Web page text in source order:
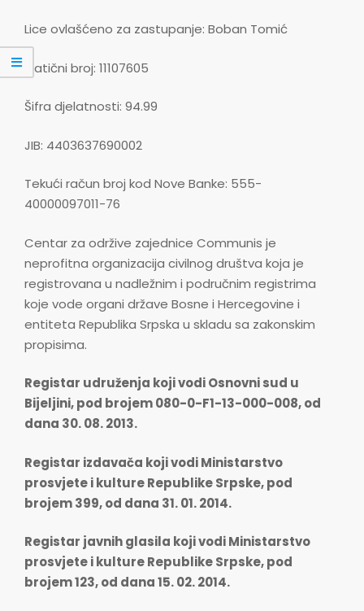
Lice ovlašćeno za zastupanje: Boban Tomić
Matični broj: 11107605
Šifra djelatnosti: 94.99
JIB: 4403637690002
Tekući račun broj kod Nove Banke: 555-
40000097011-76
Centar za održive zajednice Communis je
neprofitna organizacija civilnog društva koja je
registrovana u nadležnim i područnim registrima
koje vode organi države Bosne i Hercegovine i
entiteta Republika Srpska u skladu sa zakonskim
propisima.
Registar udruženja koji vodi Osnovni sud u
Bijeljini, pod brojem 080-0-F1-13-000-008, od
dana 30. 08. 2013.
Registar izdavača koji vodi Ministarstvo
prosvjete i kulture Republike Srpske, pod
brojem 399, od dana 31. 01. 2014.
Registar javnih glasila koji vodi Ministarstvo
prosvjete i kulture Republike Srpske, pod
brojem 123, od dana 15. 02. 2014.